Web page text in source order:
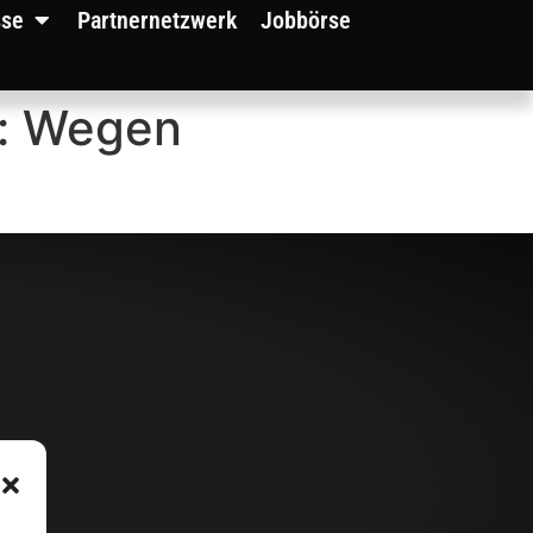
Partnernetzwerk Jobbörse
Wegen